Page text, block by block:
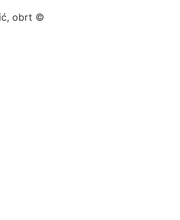
obrt ©